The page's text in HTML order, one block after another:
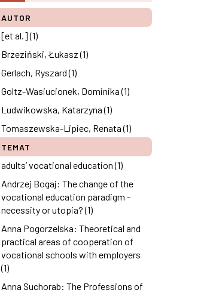
AUTOR
[et al.] (1)
Brzeziński, Łukasz (1)
Gerlach, Ryszard (1)
Goltz-Wasiucionek, Dominika (1)
Ludwikowska, Katarzyna (1)
Tomaszewska-Lipiec, Renata (1)
TEMAT
adults’ vocational education (1)
Andrzej Bogaj: The change of the
vocational education paradigm -
necessity or utopia? (1)
Anna Pogorzelska: Theoretical and
practical areas of cooperation of
vocational schools with employers
(1)
Anna Suchorab: The Professions of